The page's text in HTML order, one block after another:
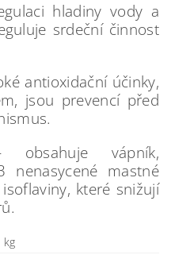
hladiny vody a
srdeční činnost
antioxidační účinky,
jsou prevencí před
vápník,
nenasycené mastné
které snižují
kg